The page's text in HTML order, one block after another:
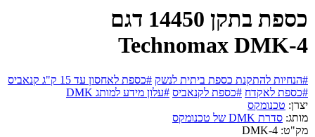
כספת בתקן 14450 דגם
Technomax DMK-4
#הנחיות להתקנת כספת ביתית לנשק #כספת לאחסון עד 15 ק"ג קנאביס
#כספת לאקדח #כספת לקנאביס #עלון מידע למותג DMK
יצרן: טכנומקס
מותג: סדרת DMK של טכנומקס
מק"ט: DMK-4